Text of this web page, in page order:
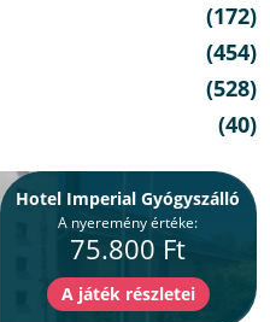
(172)
(454)
(528)
(40)
Hotel Imperial Gyógyszálló
A nyeremény értéke:
75.800 Ft